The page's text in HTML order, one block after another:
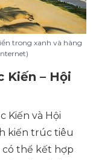
trong xanh và hàng
Kiến – Hội
Kiến và Hội
kiến trúc tiêu
có thể kết hợp